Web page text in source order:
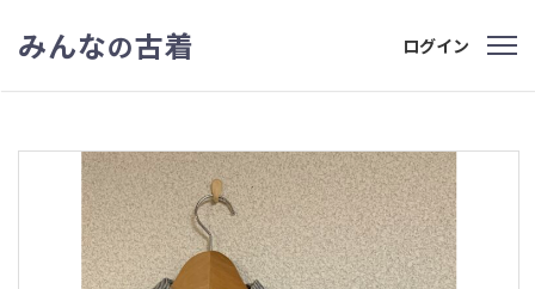
みんなの古着 ログイン